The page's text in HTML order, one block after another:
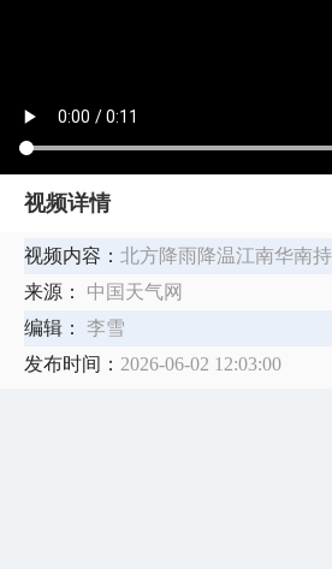
视频详情
视频内容： 北方降雨降温江南华南
来源：
中国天气网
编辑：
李雪
发布时间： 2026-06-02 12:03:00